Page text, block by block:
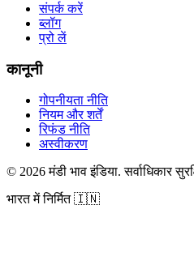
संपर्क करें
ब्लॉग
प्रो लें
कानूनी
गोपनीयता नीति
नियम और शर्तें
रिफंड नीति
अस्वीकरण
© 2026 मंडी भाव इंडिया.सर्वाधिकार
भारत में निर्मित🇮🇳